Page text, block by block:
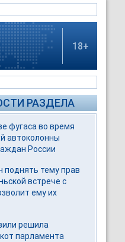
18+
РАЗДЕЛА
фугаса во время
автоколонны
России
поднять тему прав
встрече с
ему их
решила
парламента